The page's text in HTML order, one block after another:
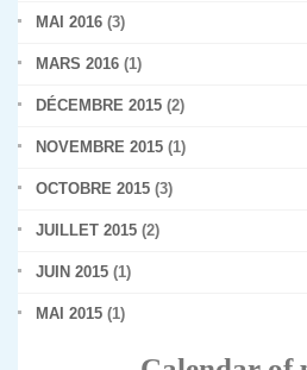
MAI 2016 (3)
MARS 2016 (1)
DÉCEMBRE 2015 (2)
NOVEMBRE 2015 (1)
OCTOBRE 2015 (3)
JUILLET 2015 (2)
JUIN 2015 (1)
MAI 2015 (1)